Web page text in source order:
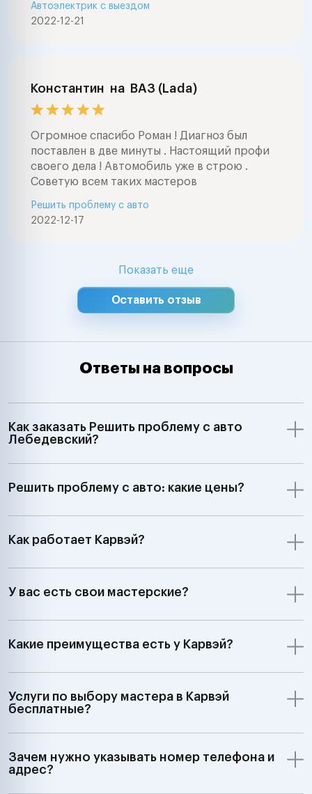
2022-12-21
Автоэлектрик с выездом
Константин на ВАЗ (Lada)
Огромное спасибо Роман ! Диагноз был
поставлен в две минуты . Настоящий профи
своего дела ! Автомобиль уже в строю .
Советую всем таких мастеров
2022-12-17
Решить проблему с авто
Показать еще
Оставить отзыв
Ответы на вопросы
Как заказать Решить проблему с авто
Лебедевский?
Решить проблему с авто: какие цены?
Как работает Карвэй?
У вас есть свои мастерские?
Какие преимущества есть у Карвэй?
Услуги по выбору мастера в Карвэй
бесплатные?
Зачем нужно указывать номер телефона и
адрес?